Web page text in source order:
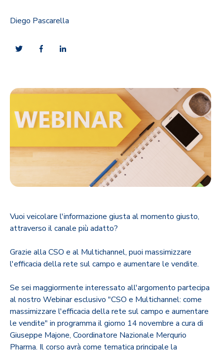
Diego Pascarella
Vuoi veicolare l'informazione giusta al momento giusto,
attraverso il canale più adatto?
Grazie alla CSO e al Multichannel, puoi massimizzare
l'efficacia della rete sul campo e aumentare le vendite.
Se sei maggiormente interessato all'argomento partecipa
al nostro Webinar esclusivo "CSO e Multichannel: come
massimizzare l'efficacia della rete sul campo e aumentare
le vendite" in programma il giorno 14 novembre a cura di
Giuseppe Majone, Coordinatore Nazionale Merqurio
Pharma. Il corso avrà come tematica principale la